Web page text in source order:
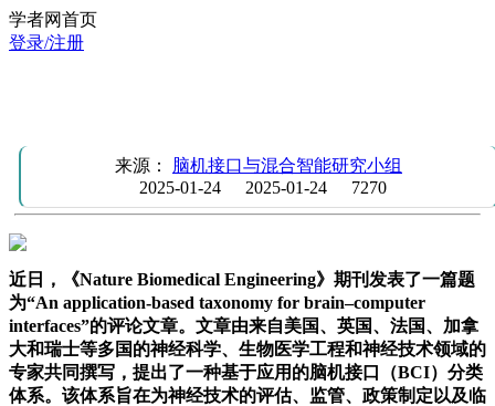
学者网首页
登录/注册
来源： 脑机接口与混合智能研究小组
2025-01-24
2025-01-24 7270
近日，《Nature Biomedical Engineering》期刊发表了一篇题
为“An application-based taxonomy for brain–computer
interfaces”的评论文章。文章由来自美国、英国、法国、加拿
大和瑞士等多国的神经科学、生物医学工程和神经技术领域的
专家共同撰写，提出了一种基于应用的脑机接口（BCI）分类
体系。该体系旨在为神经技术的评估、监管、政策制定以及临